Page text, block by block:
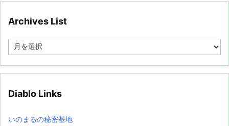
Archives List
e
i
Diablo Links
いのまるの秘密基地